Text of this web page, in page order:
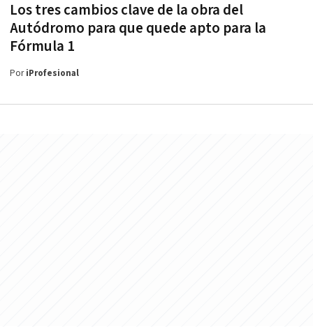
Los tres cambios clave de la obra del
Autódromo para que quede apto para la
Fórmula 1
PoriProfesional